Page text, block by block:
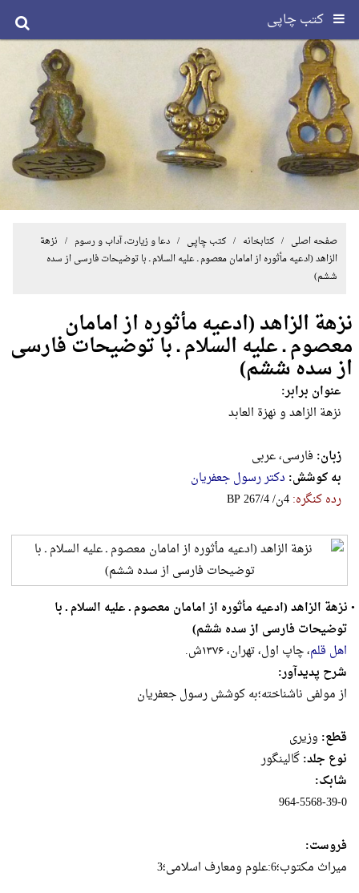
کتب چاپی
صفحه اصلی / کتابخانه /کتب چاپی /دعا و زیارت، آداب و رسوم / نزهة
الزاهد (ادعیه مأثوره از امامان معصوم ـ علیه السلام ـ با توضیحات فارسی از سده
ششم)
نزهة الزاهد (ادعیه مأثوره از امامان
معصوم ـ علیه السلام ـ با توضیحات فارسی
از سده ششم)
عنوان برابر:
نزهة الزاهد و نهزة العابد
زبان: فارسی، عربی
به کوشش: دکتر رسول جعفریان
رده کنگره:‎B‎P‎ ‎2‎6‎7‎/‎4‎ ‎/‎ن‎4
•نزهة الزاهد (ادعیه مأثوره از امامان معصوم ـ علیه السلام ـ با
توضیحات فارسی از سده ششم)
اهل قلم، چاپ اول، تهران، ۱۳۷۶ش.
شرح پدیدآور:
از مولفی ناشناخته؛به کوشش رسول جعفریان
قطع: وزيرى
نوع جلد:گالینگور
شابک:
964-5568-39-0
فروست:
میراث مکتوب؛6:علوم ومعارف اسلامی؛3